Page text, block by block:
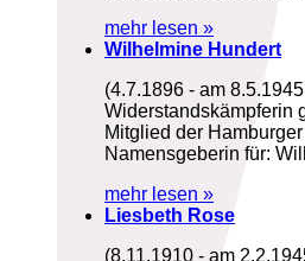
mehr lesen »
Wilhelmine Hundert
(4.7.1896 - am
Widerstandskämpferin
Mitglied der
Namensgeberin für:
mehr lesen »
Liesbeth Rose
(8.11.1910 - am